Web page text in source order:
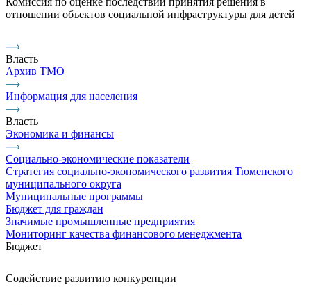
отношении объектов социальной инфраструктуры для детей
Власть
Архив ТМО
Информация для населения
Власть
Экономика и финансы
Социально-экономические показатели
Стратегия социально-экономического развития Тюменского
муниципального округа
Муниципальные программы
Бюджет для граждан
Значимые промышленные предприятия
Мониторинг качества финансового менеджмента
Бюджет
Содействие развитию конкуренции